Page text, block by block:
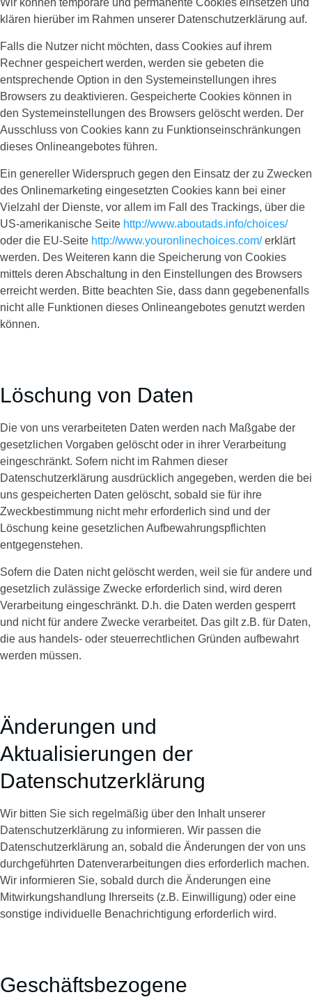
klären hierüber im Rahmen unserer Datenschutzerklärung auf.
Falls die Nutzer nicht möchten, dass Cookies auf ihrem
Rechner gespeichert werden, werden sie gebeten die
entsprechende Option in den Systemeinstellungen ihres
Browsers zu deaktivieren. Gespeicherte Cookies können in
den Systemeinstellungen des Browsers gelöscht werden. Der
Ausschluss von Cookies kann zu Funktionseinschränkungen
dieses Onlineangebotes führen.
Ein genereller Widerspruch gegen den Einsatz der zu Zwecken
des Onlinemarketing eingesetzten Cookies kann bei einer
Vielzahl der Dienste, vor allem im Fall des Trackings, über die
US-amerikanische Seite http://www.aboutads.info/choices/
oder die EU-Seite http://www.youronlinechoices.com/erklärt
werden. Des Weiteren kann die Speicherung von Cookies
mittels deren Abschaltung in den Einstellungen des Browsers
erreicht werden. Bitte beachten Sie, dass dann gegebenenfalls
nicht alle Funktionen dieses Onlineangebotes genutzt werden
können.
Löschung von Daten
Die von uns verarbeiteten Daten werden nach Maßgabe der
gesetzlichen Vorgaben gelöscht oder in ihrer Verarbeitung
eingeschränkt. Sofern nicht im Rahmen dieser
Datenschutzerklärung ausdrücklich angegeben, werden die bei
uns gespeicherten Daten gelöscht, sobald sie für ihre
Zweckbestimmung nicht mehr erforderlich sind und der
Löschung keine gesetzlichen Aufbewahrungspflichten
entgegenstehen.
Sofern die Daten nicht gelöscht werden, weil sie für andere und
gesetzlich zulässige Zwecke erforderlich sind, wird deren
Verarbeitung eingeschränkt. D.h. die Daten werden gesperrt
und nicht für andere Zwecke verarbeitet. Das gilt z.B. für Daten,
die aus handels- oder steuerrechtlichen Gründen aufbewahrt
werden müssen.
Änderungen und
Aktualisierungen der
Datenschutzerklärung
Wir bitten Sie sich regelmäßig über den Inhalt unserer
Datenschutzerklärung zu informieren. Wir passen die
Datenschutzerklärung an, sobald die Änderungen der von uns
durchgeführten Datenverarbeitungen dies erforderlich machen.
Wir informieren Sie, sobald durch die Änderungen eine
Mitwirkungshandlung Ihrerseits (z.B. Einwilligung) oder eine
sonstige individuelle Benachrichtigung erforderlich wird.
Geschäftsbezogene